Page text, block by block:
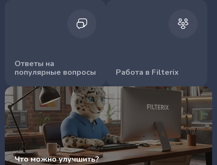
Ответы на
популярные вопросы
Работа в Filterix
Что можно улучшить?